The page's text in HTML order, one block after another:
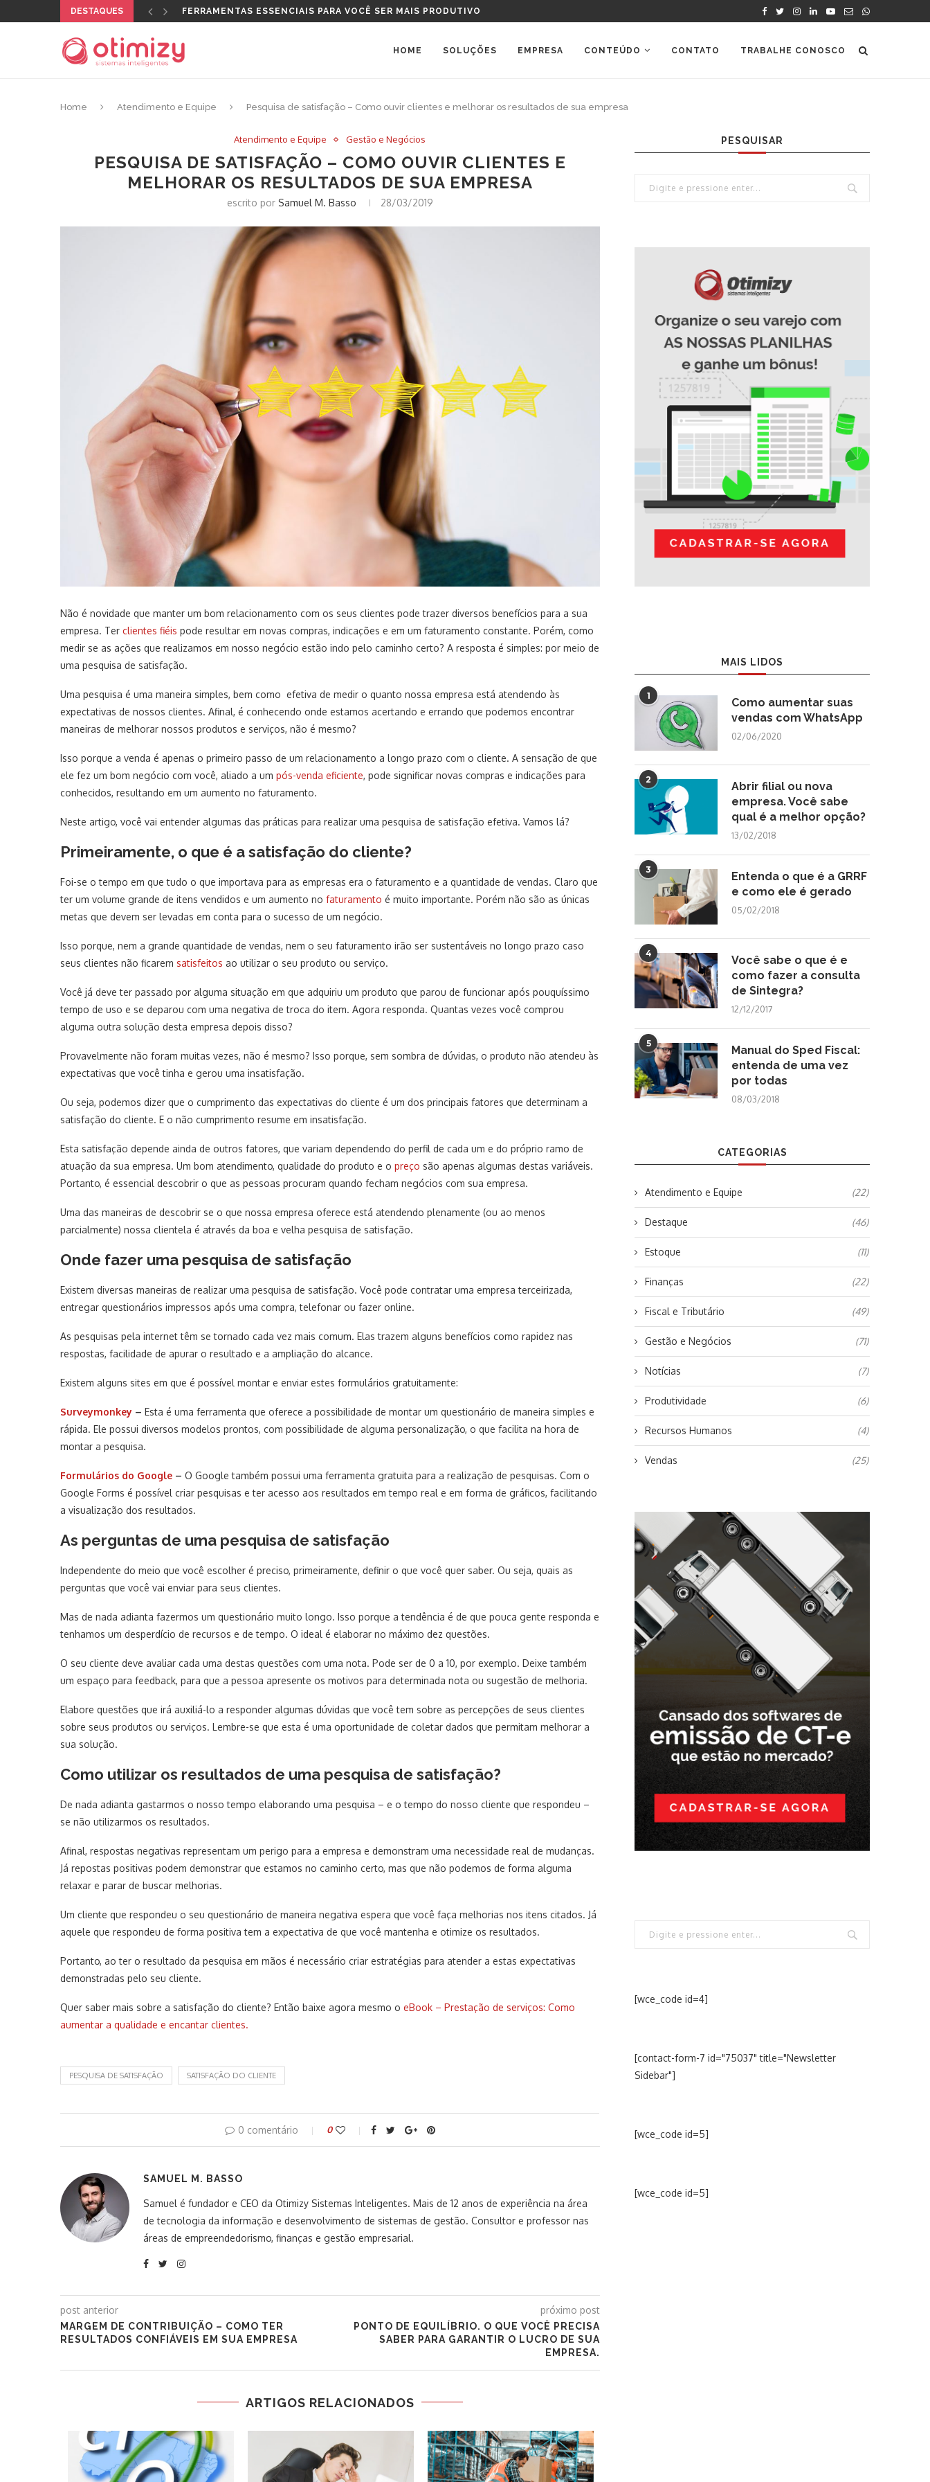
DESTAQUES QUAL CERTIFICADO DIGITAL DEVO COMPRAR?
HOME SOLUÇÕES EMPRESA CONTEÚDO CONTATO TRABALHE CONOSCO
Home Atendimento e Equipe Pesquisa de satisfação – Como ouvir clientes e melhorar os resultados de sua empresa
Atendimento e Equipe Gestão e Negócios
PESQUISA DE SATISFAÇÃO – COMO OUVIR CLIENTES E
MELHORAR OS RESULTADOS DE SUA EMPRESA
escrito por Samuel M. Basso 28/03/2019
Não é novidade que manter um bom relacionamento com os seus clientes pode trazer diversos benefícios para a sua
empresa. Ter clientes fiéis pode resultar em novas compras, indicações e em um faturamento constante. Porém, como
medir se as ações que realizamos em nosso negócio estão indo pelo caminho certo? A resposta é simples: por meio de
uma pesquisa de satisfação.
Uma pesquisa é uma maneira simples, bem como efetiva de medir o quanto nossa empresa está atendendo às
expectativas de nossos clientes. Afinal, é conhecendo onde estamos acertando e errando que podemos encontrar
maneiras de melhorar nossos produtos e serviços, não é mesmo?
Isso porque a venda é apenas o primeiro passo de um relacionamento a longo prazo com o cliente. A sensação de que
ele fez um bom negócio com você, aliado a um pós-venda eficiente, pode significar novas compras e indicações para
conhecidos, resultando em um aumento no faturamento.
Neste artigo, você vai entender algumas das práticas para realizar uma pesquisa de satisfação efetiva. Vamos lá?
Primeiramente, o que é a satisfação do cliente?
Foi-se o tempo em que tudo o que importava para as empresas era o faturamento e a quantidade de vendas. Claro que
ter um volume grande de itens vendidos e um aumento no faturamento é muito importante. Porém não são as únicas
metas que devem ser levadas em conta para o sucesso de um negócio.
Isso porque, nem a grande quantidade de vendas, nem o seu faturamento irão ser sustentáveis no longo prazo caso
seus clientes não ficarem satisfeitos ao utilizar o seu produto ou serviço.
Você já deve ter passado por alguma situação em que adquiriu um produto que parou de funcionar após pouquíssimo
tempo de uso e se deparou com uma negativa de troca do item. Agora responda. Quantas vezes você comprou
alguma outra solução desta empresa depois disso?
Provavelmente não foram muitas vezes, não é mesmo? Isso porque, sem sombra de dúvidas, o produto não atendeu às
expectativas que você tinha e gerou uma insatisfação.
Ou seja, podemos dizer que o cumprimento das expectativas do cliente é um dos principais fatores que determinam a
satisfação do cliente. E o não cumprimento resume em insatisfação.
Esta satisfação depende ainda de outros fatores, que variam dependendo do perfil de cada um e do próprio ramo de
atuação da sua empresa. Um bom atendimento, qualidade do produto e o preço são apenas algumas destas variáveis.
Portanto, é essencial descobrir o que as pessoas procuram quando fecham negócios com sua empresa.
Uma das maneiras de descobrir se o que nossa empresa oferece está atendendo plenamente (ou ao menos
parcialmente) nossa clientela é através da boa e velha pesquisa de satisfação.
Onde fazer uma pesquisa de satisfação
Existem diversas maneiras de realizar uma pesquisa de satisfação. Você pode contratar uma empresa terceirizada,
entregar questionários impressos após uma compra, telefonar ou fazer online.
As pesquisas pela internet têm se tornado cada vez mais comum. Elas trazem alguns benefícios como rapidez nas
respostas, facilidade de apurar o resultado e a ampliação do alcance.
Existem alguns sites em que é possível montar e enviar estes formulários gratuitamente:
Surveymonkey – Esta é uma ferramenta que oferece a possibilidade de montar um questionário de maneira simples e
rápida. Ele possui diversos modelos prontos, com possibilidade de alguma personalização, o que facilita na hora de
montar a pesquisa.
Formulários do Google – O Google também possui uma ferramenta gratuita para a realização de pesquisas. Com o
Google Forms é possível criar pesquisas e ter acesso aos resultados em tempo real e em forma de gráficos, facilitando
a visualização dos resultados.
As perguntas de uma pesquisa de satisfação
Independente do meio que você escolher é preciso, primeiramente, definir o que você quer saber. Ou seja, quais as
perguntas que você vai enviar para seus clientes.
Mas de nada adianta fazermos um questionário muito longo. Isso porque a tendência é de que pouca gente responda e
tenhamos um desperdício de recursos e de tempo. O ideal é elaborar no máximo dez questões.
O seu cliente deve avaliar cada uma destas questões com uma nota. Pode ser de 0 a 10, por exemplo. Deixe também
um espaço para feedback, para que a pessoa apresente os motivos para determinada nota ou sugestão de melhoria.
Elabore questões que irá auxiliá-lo a responder algumas dúvidas que você tem sobre as percepções de seus clientes
sobre seus produtos ou serviços. Lembre-se que esta é uma oportunidade de coletar dados que permitam melhorar a
sua solução.
Como utilizar os resultados de uma pesquisa de satisfação?
De nada adianta gastarmos o nosso tempo elaborando uma pesquisa – e o tempo do nosso cliente que respondeu –
se não utilizarmos os resultados.
Afinal, respostas negativas representam um perigo para a empresa e demonstram uma necessidade real de mudanças.
Já repostas positivas podem demonstrar que estamos no caminho certo, mas que não podemos de forma alguma
relaxar e parar de buscar melhorias.
Um cliente que respondeu o seu questionário de maneira negativa espera que você faça melhorias nos itens citados. Já
aquele que respondeu de forma positiva tem a expectativa de que você mantenha e otimize os resultados.
Portanto, ao ter o resultado da pesquisa em mãos é necessário criar estratégias para atender a estas expectativas
demonstradas pelo seu cliente.
Quer saber mais sobre a satisfação do cliente? Então baixe agora mesmo o eBook – Prestação de serviços: Como
aumentar a qualidade e encantar clientes.
PESQUISA DE SATISFAÇÃO SATISFAÇÃO DO CLIENTE
0 comentário 0
SAMUEL M. BASSO
Samuel é fundador e CEO da Otimizy Sistemas Inteligentes. Mais de 12 anos de experiência na área
de tecnologia da informação e desenvolvimento de sistemas de gestão. Consultor e professor nas
áreas de empreendedorismo, finanças e gestão empresarial.
post anterior
MARGEM DE CONTRIBUIÇÃO – COMO TER
RESULTADOS CONFIÁVEIS EM SUA EMPRESA
próximo post
PONTO DE EQUILÍBRIO. O QUE VOCÊ PRECISA
SABER PARA GARANTIR O LUCRO DE SUA
EMPRESA.
ARTIGOS RELACIONADOS
PESQUISAR
MAIS LIDOS
1
Como aumentar suas
vendas com WhatsApp
02/06/2020
2
Abrir filial ou nova
empresa. Você sabe
qual é a melhor opção?
13/02/2018
3
Entenda o que é a GRRF
e como ele é gerado
05/02/2018
4
Você sabe o que é e
como fazer a consulta
de Sintegra?
12/12/2017
5
Manual do Sped Fiscal:
entenda de uma vez
por todas
08/03/2018
CATEGORIAS
Atendimento e Equipe (22)
Destaque (46)
Estoque (11)
Finanças (22)
Fiscal e Tributário (49)
Gestão e Negócios (71)
Notícias (7)
Produtividade (6)
Recursos Humanos (4)
Vendas (25)
[wce_code id=4]
[contact-form-7 id="75037" title="Newsletter
Sidebar"]
[wce_code id=5]
[wce_code id=5]